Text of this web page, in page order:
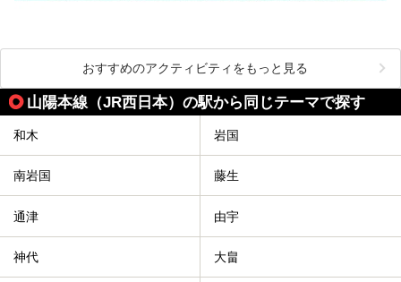
おすすめのアクティビティをもっと見る
山陽本線（JR西日本）の駅から同じテーマで探す
和木 岩国
南岩国 藤生
通津 由宇
神代 大畠